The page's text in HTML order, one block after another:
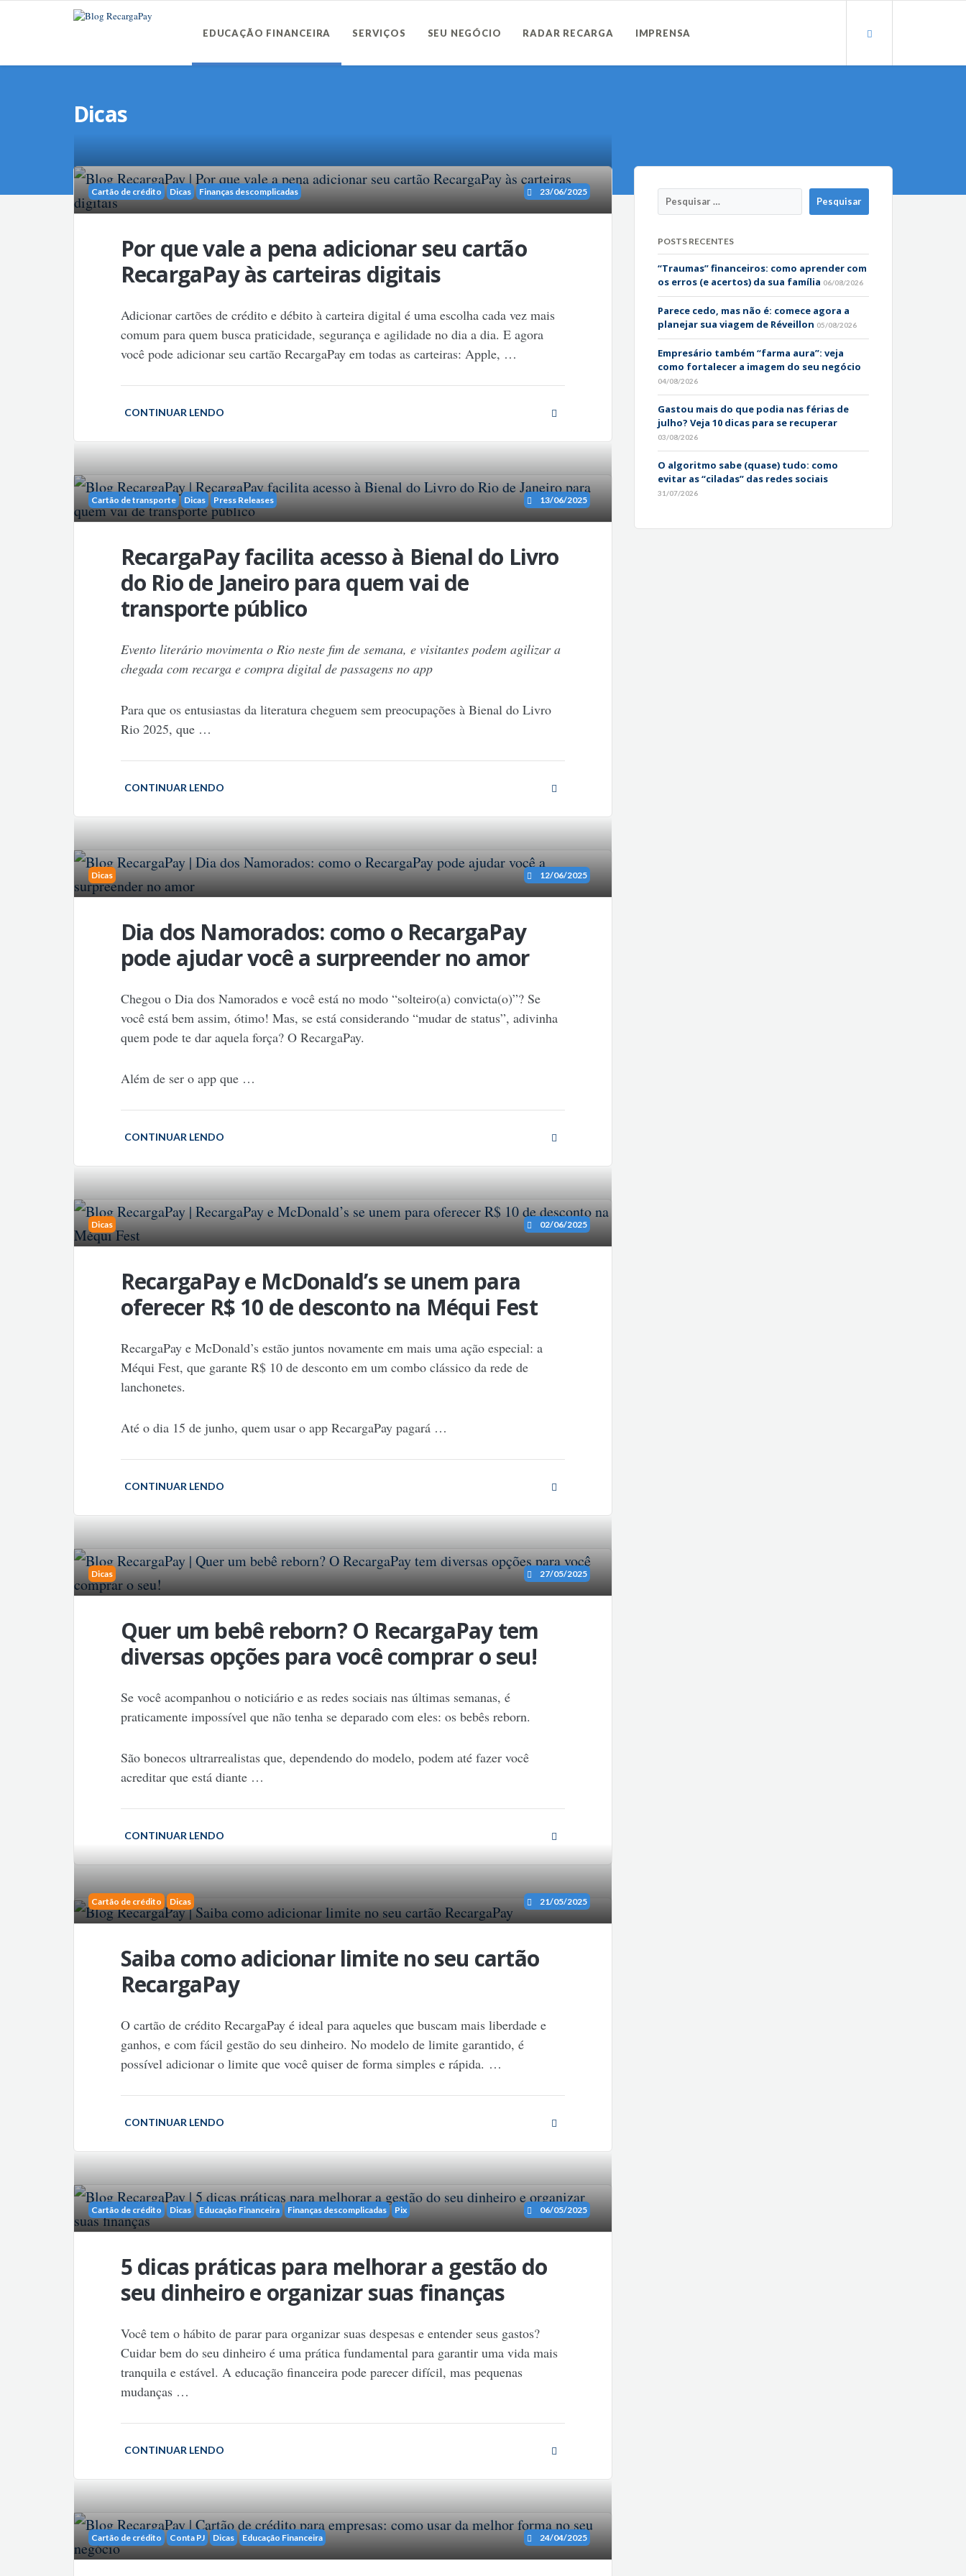
EDUCAÇÃO FINANCEIRA SERVIÇOS SEU NEGÓCIO RADAR RECARGA IMPRENSA
Dicas
Cartão de crédito Dicas Finanças descomplicadas 23/06/2025
Por que vale a pena adicionar seu cartão
RecargaPay às carteiras digitais
Adicionar cartões de crédito e débito à carteira digital é uma escolha cada vez mais
comum para quem busca praticidade, segurança e agilidade no dia a dia. E agora
você pode adicionar seu cartão RecargaPay em todas as carteiras: Apple, …
CONTINUAR LENDO
Cartão de transporte Dicas Press Releases 13/06/2025
RecargaPay facilita acesso à Bienal do Livro
do Rio de Janeiro para quem vai de
transporte público
Evento literário movimenta o Rio neste fim de semana, e visitantes podem agilizar a
chegada com recarga e compra digital de passagens no app
Para que os entusiastas da literatura cheguem sem preocupações à Bienal do Livro
Rio 2025, que …
CONTINUAR LENDO
Dicas 12/06/2025
Dia dos Namorados: como o RecargaPay
pode ajudar você a surpreender no amor
Chegou o Dia dos Namorados e você está no modo “solteiro(a) convicta(o)”? Se
você está bem assim, ótimo! Mas, se está considerando “mudar de status”, adivinha
quem pode te dar aquela força? O RecargaPay.
Além de ser o app que …
CONTINUAR LENDO
Dicas 02/06/2025
RecargaPay e McDonald’s se unem para
oferecer R$ 10 de desconto na Méqui Fest
RecargaPay e McDonald’s estão juntos novamente em mais uma ação especial: a
Méqui Fest, que garante R$ 10 de desconto em um combo clássico da rede de
lanchonetes.
Até o dia 15 de junho, quem usar o app RecargaPay pagará …
CONTINUAR LENDO
Dicas 27/05/2025
Quer um bebê reborn? O RecargaPay tem
diversas opções para você comprar o seu!
Se você acompanhou o noticiário e as redes sociais nas últimas semanas, é
praticamente impossível que não tenha se deparado com eles: os bebês reborn.
São bonecos ultrarrealistas que, dependendo do modelo, podem até fazer você
acreditar que está diante …
CONTINUAR LENDO
Cartão de crédito Dicas 21/05/2025
Saiba como adicionar limite no seu cartão
RecargaPay
O cartão de crédito RecargaPay é ideal para aqueles que buscam mais liberdade e
ganhos, e com fácil gestão do seu dinheiro. No modelo de limite garantido, é
possível adicionar o limite que você quiser de forma simples e rápida. …
CONTINUAR LENDO
Cartão de crédito Dicas Educação Financeira Finanças descomplicadas Pix 06/05/2025
5 dicas práticas para melhorar a gestão do
seu dinheiro e organizar suas finanças
Você tem o hábito de parar para organizar suas despesas e entender seus gastos?
Cuidar bem do seu dinheiro é uma prática fundamental para garantir uma vida mais
tranquila e estável. A educação financeira pode parecer difícil, mas pequenas
mudanças …
CONTINUAR LENDO
Cartão de crédito Conta PJ Dicas Educação Financeira 24/04/2025
POSTS RECENTES
“Traumas” financeiros: como aprender com
os erros (e acertos) da sua família 06/08/2026
Parece cedo, mas não é: comece agora a
planejar sua viagem de Réveillon 05/08/2026
Empresário também “farma aura”: veja
como fortalecer a imagem do seu negócio
04/08/2026
Gastou mais do que podia nas férias de
julho? Veja 10 dicas para se recuperar
03/08/2026
O algoritmo sabe (quase) tudo: como
evitar as “ciladas” das redes sociais
31/07/2026